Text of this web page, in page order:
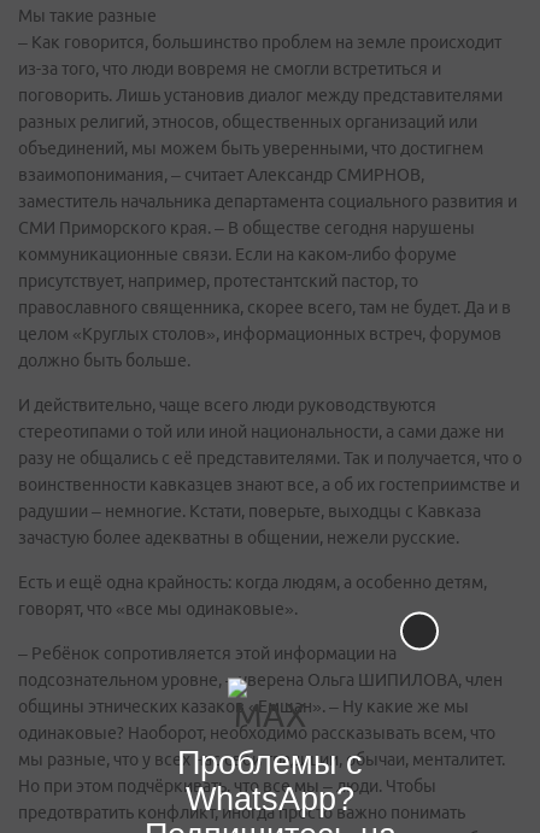
Мы такие разные
– Как говорится, большинство проблем на земле происходит
из-за того, что люди вовремя не смогли встретиться и
поговорить. Лишь установив диалог между представителями
разных религий, этносов, общественных организаций или
объединений, мы можем быть уверенными, что достигнем
взаимопонимания, – считает Александр СМИРНОВ,
заместитель начальника департамента социального развития и
СМИ Приморского края. – В обществе сегодня нарушены
коммуникационные связи. Если на каком-либо форуме
присутствует, например, протестантский пастор, то
православного священника, скорее всего, там не будет. Да и в
целом «Круглых столов», информационных встреч, форумов
должно быть больше.
И действительно, чаще всего люди руководствуются
стереотипами о той или иной национальности, а сами даже ни
разу не общались с её представителями. Так и получается, что о
воинственности кавказцев знают все, а об их гостеприимстве и
радушии – немногие. Кстати, поверьте, выходцы с Кавказа
зачастую более адекватны в общении, нежели русские.
Есть и ещё одна крайность: когда людям, а особенно детям,
говорят, что «все мы одинаковые».
– Ребёнок сопротивляется этой информации на
подсознательном уровне, – уверена Ольга ШИПИЛОВА, член
общины этнических казаков «Емшан». – Ну какие же мы
одинаковые? Наоборот, необходимо рассказывать всем, что
мы разные, что у всех нас свои традиции, обычаи, менталитет.
Но при этом подчёркивать, что все мы – люди. Чтобы
предотвратить конфликт, иногда просто важно понимать
Проблемы с
WhatsApp?